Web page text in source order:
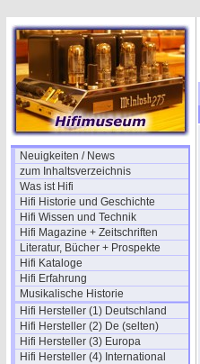
Neuigkeiten / News
zum Inhaltsverzeichnis
Was ist Hifi
Hifi Historie und Geschichte
Hifi Wissen und Technik
Hifi Magazine + Zeitschriften
Literatur, Bücher + Prospekte
Hifi Kataloge
Hifi Erfahrung
Musikalische Historie
Hifi Hersteller (1) Deutschland
Hifi Hersteller (2) De (selten)
Hifi Hersteller (3) Europa
Hifi Hersteller (4) International